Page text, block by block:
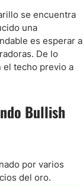
se encuentra
una
es esperar a
De lo
el techo previo a
Bullish
por varios
del oro.